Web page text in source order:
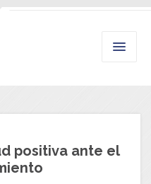
positiva ante el